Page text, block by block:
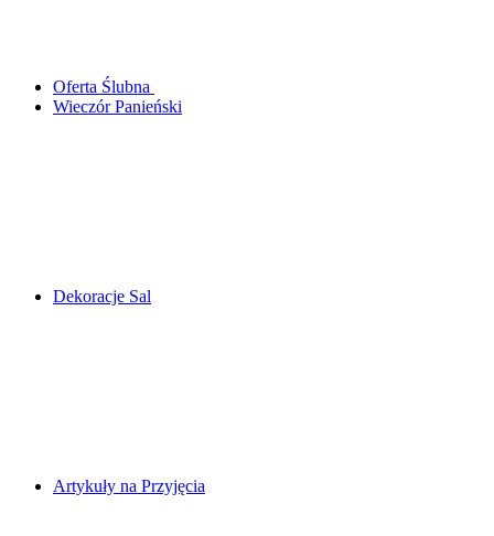
Oferta Ślubna
Wieczór Panieński
Dekoracje Sal
Artykuły na Przyjęcia